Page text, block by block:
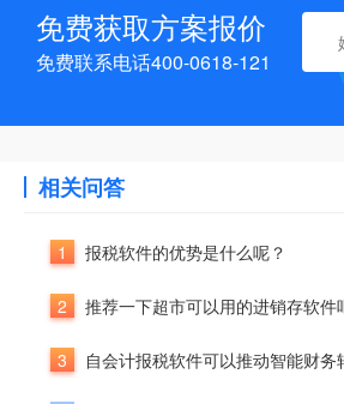
免费获取方案报价
免费联系电话400-0618-121
相关问答
1 报税软件的优势是什么呢？
2 推荐一下超市可以用的进销存软件
3 自会计报税软件可以推动智能财务